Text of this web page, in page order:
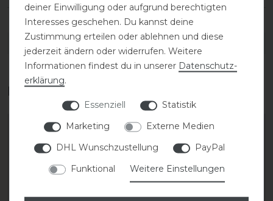
DETAILS ZUR PRODUKTSICHERHEIT
Das perfekte Zubehör für dich
-10% -10%
deiner Einwilligung oder aufgrund berechtigten
Interesses geschehen. Du kannst deine
Zustimmung erteilen oder ablehnen und diese
jederzeit ändern oder widerrufen. Weitere
Informationen findest du in unserer Daten­schutz­
erklärung.
Essenziell
Statistik
Marketing
Externe Medien
DHL Wunschzustellung
PayPal
Funktional
Weitere Einstellungen